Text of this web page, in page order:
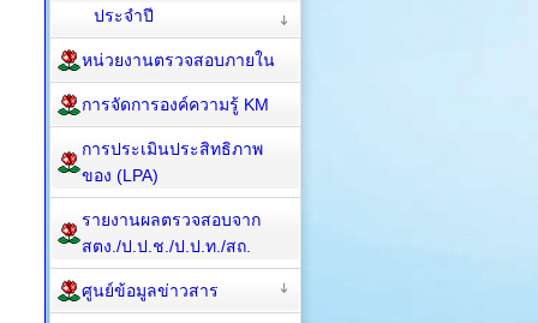
ประจำปี
หน่วยงานตรวจสอบภายใน
การจัดการองค์ความรู้ KM
การประเมินประสิทธิภาพ
ของ (LPA)
รายงานผลตรวจสอบจาก
สตง./ป.ป.ช./ป.ป.ท./สถ.
ศูนย์ข้อมูลข่าวสาร